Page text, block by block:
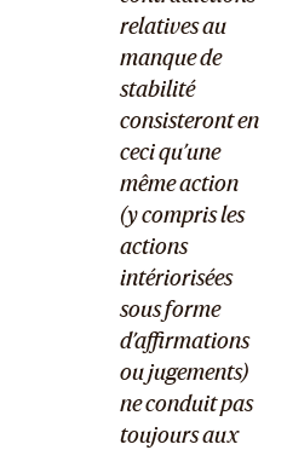
relatives au
manque de
stabilité
consisteront en
ceci qu’une
même action
(y compris les
actions
intériorisées
sous forme
d’affirmations
ou jugements)
ne conduit pas
toujours aux